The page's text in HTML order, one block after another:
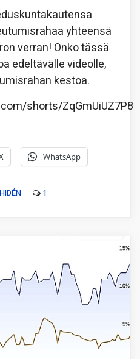
yhteensä
verran! Onko tässä
edeltävälle videolle,
kestoa.
shorts/ZqGmUiUZ7P8
WhatsApp
1